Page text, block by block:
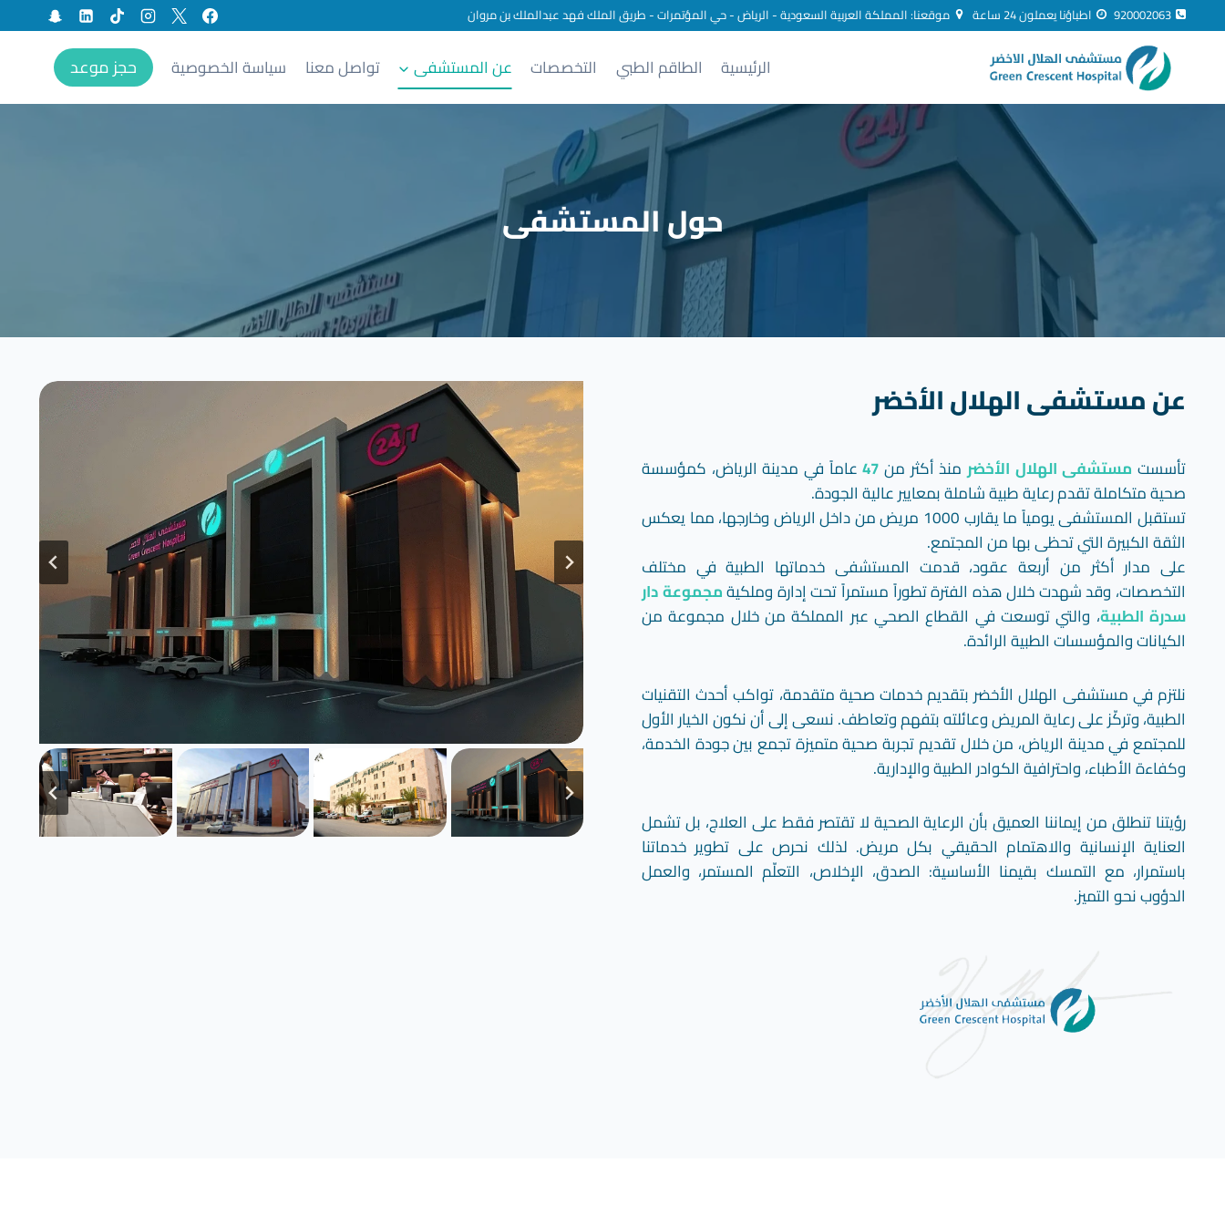
إلى
المحتوى
920002063 اطباؤنا يعملون 24 ساعة موقعنا: المملكة العربية السعودية - الرياض - حي المؤتمرات - طريق الملك فهد عبدالملك بن مروان
الرئيسية الطاقم الطبي التخصصات عن المستشفى تواصل معنا سياسة الخصوصية حجز موعد
حول المستشفى
عن مستشفى الهلال الأخضر
تأسست مستشفى الهلال الأخضرمنذ أكثر من47عاماً في مدينة الرياض، كمؤسسة
صحية متكاملة تقدم رعاية طبية شاملة بمعايير عالية الجودة.
تستقبل المستشفى يومياً ما يقارب 1000 مريض من داخل الرياض وخارجها، مما يعكس
الثقة الكبيرة التي تحظى بها من المجتمع.
على مدار أكثر من أربعة عقود، قدمت المستشفى خدماتها الطبية في مختلف
التخصصات، وقد شهدت خلال هذه الفترة تطوراً مستمراً تحت إدارة وملكيةمجموعة دار
سدرة الطبية، والتي توسعت في القطاع الصحي عبر المملكة من خلال مجموعة من
الكيانات والمؤسسات الطبية الرائدة.
نلتزم في مستشفى الهلال الأخضر بتقديم خدمات صحية متقدمة، تواكب أحدث التقنيات
الطبية، وتركّز على رعاية المريض وعائلته بتفهم وتعاطف. نسعى إلى أن نكون الخيار الأول
للمجتمع في مدينة الرياض، من خلال تقديم تجربة صحية متميزة تجمع بين جودة الخدمة،
وكفاءة الأطباء، واحترافية الكوادر الطبية والإدارية.
رؤيتنا تنطلق من إيماننا العميق بأن الرعاية الصحية لا تقتصر فقط على العلاج، بل تشمل
العناية الإنسانية والاهتمام الحقيقي بكل مريض. لذلك نحرص على تطوير خدماتنا
باستمرار، مع التمسك بقيمنا الأساسية: الصدق، الإخلاص، التعلّم المستمر، والعمل
الدؤوب نحو التميز.